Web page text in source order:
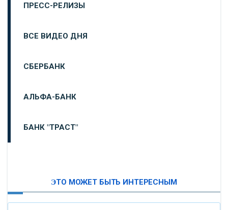
ПРЕСС-РЕЛИЗЫ
ВСЕ ВИДЕО ДНЯ
СБЕРБАНК
АЛЬФА-БАНК
БАНК "ТРАСТ"
ЭТО МОЖЕТ БЫТЬ ИНТЕРЕСНЫМ